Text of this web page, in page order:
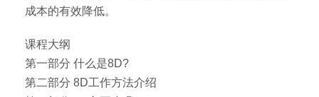
成本的有效降低。
课程大纲
第一部分 什么是8D?
第二部分 8D工作方法介绍